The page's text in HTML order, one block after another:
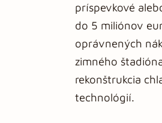
príspevkové
do 5 miliónov
oprávnených
zimného
rekonštrukcia
technológií.